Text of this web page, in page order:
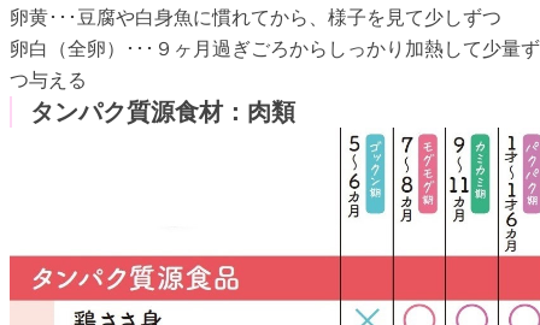
卵黄･･･豆腐や白身魚に慣れてから、様子を見て少しずつ
卵白（全卵）･･･９ヶ月過ぎごろからしっかり加熱して少量ず
つ与える
タンパク質源食材：肉類